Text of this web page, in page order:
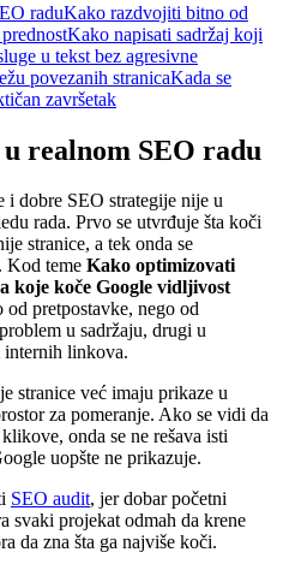
raduKako razdvojiti bitno od
Kako napisati sadržaj koji
u tekst bez agresivne
povezanih stranicaKada se
završetak
realnom SEO radu
i dobre SEO strategije nije u
rada. Prvo se utvrđuje šta koči
stranice, a tek onda se
Kod teme Kako optimizovati
koje koče Google vidljivost
od pretpostavke, nego od
u sadržaju, drugi u
linkova.
stranice već imaju prikaze u
za pomeranje. Ako se vidi da
onda se ne rešava isti
uopšte ne prikazuje.
SEO audit, jer dobar početni
svaki projekat odmah da krene
da zna šta ga najviše koči.